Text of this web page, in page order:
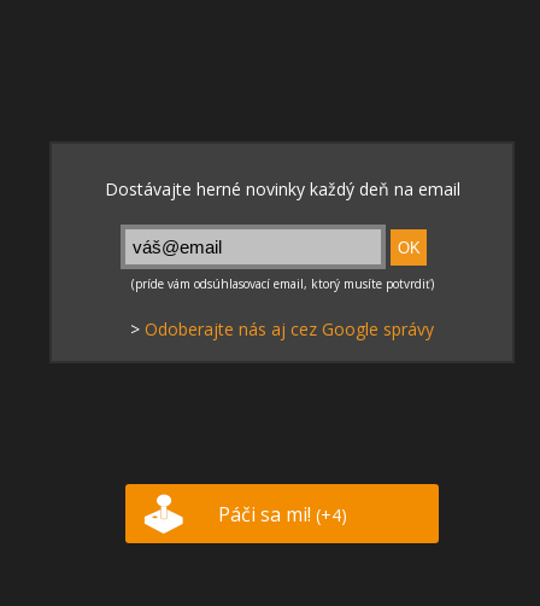
> Odoberajte nás aj cez Google správy
Páči sa mi! (+4)